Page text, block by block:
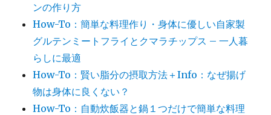
ンの作り方
How-To：簡単な料理作り・身体に優しい自家製
グルテンミートフライとクマラチップス – 一人暮
らしに最適
How-To：賢い脂分の摂取方法＋Info：なぜ揚げ
物は身体に良くない？
How-To：自動炊飯器と鍋１つだけで簡単な料理